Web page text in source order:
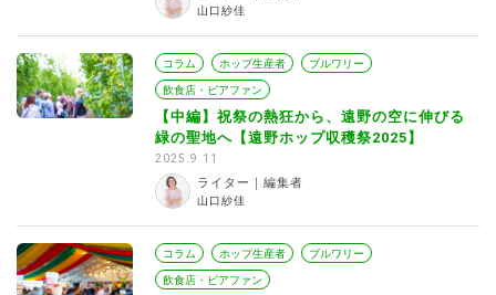
山口紗佳
コラム ホップ生産者 ブルワリー
飲食店・ビアファン
【中編】祝祭の熱狂から、遠野の空に伸びる
緑の聖地へ【遠野ホップ収穫祭2025】
2025.9.11
ライター｜編集者
山口紗佳
コラム ホップ生産者 ブルワリー
飲食店・ビアファン